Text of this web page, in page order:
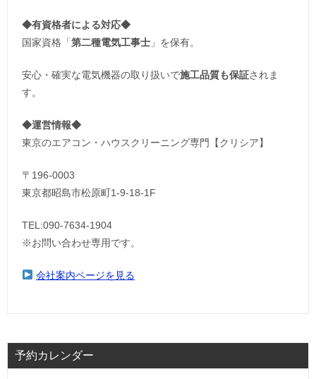
◆有資格者による対応◆
国家資格「第二種電気工事士 」を保有。
安心・確実な電気機器の取り扱いで施工品質も保証されま
す。
◆運営情報◆
東京のエアコン・ハウスクリーニング専門【クリシア】
〒196-0003
東京都昭島市松原町1-9‐18‐1F
TEL:090-7634-1904
※お問い合わせ専用です。
会社案内ページを見る
予約カレンダー